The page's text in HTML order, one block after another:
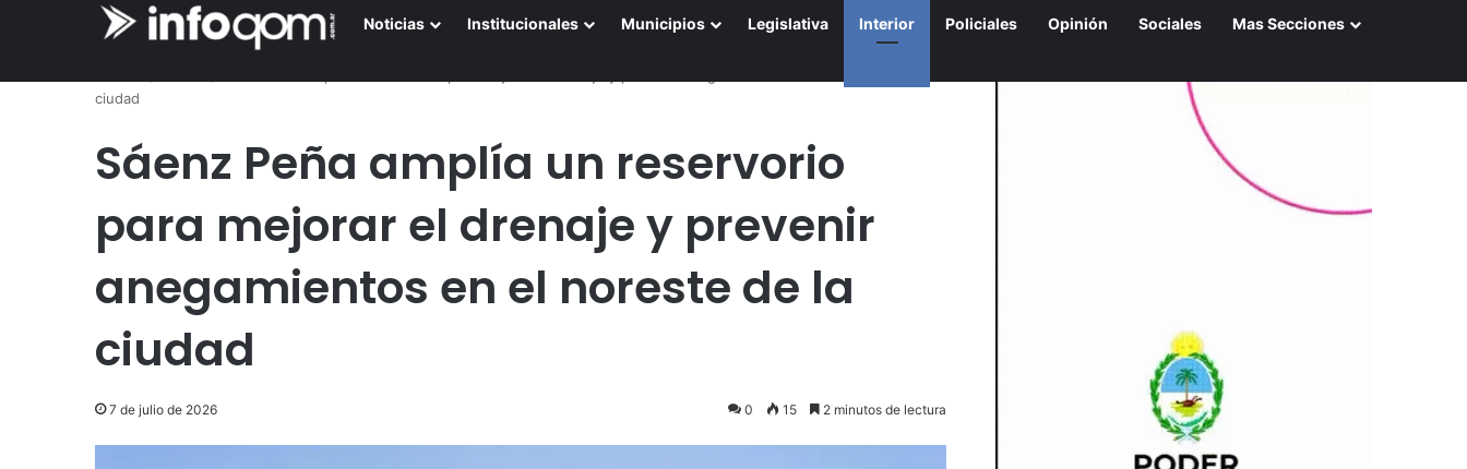
Noticias Institucionales Municipios Legislativa Interior Policiales Opinión Sociales Mas Secciones
ciudad
Sáenz Peña amplía un reservorio
para mejorar el drenaje y prevenir
anegamientos en el noreste de la
ciudad
7 de julio de 2026 0 15 2 minutos de lectura